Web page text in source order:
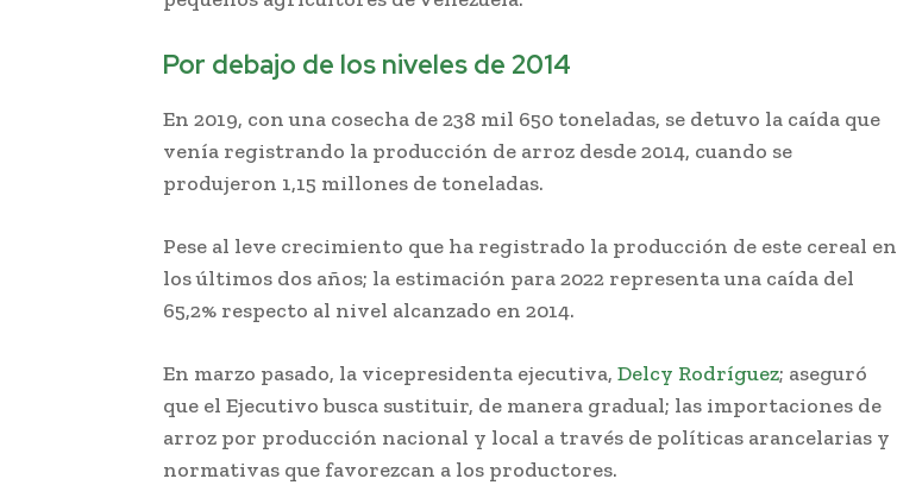
Por debajo de los niveles de 2014
En 2019, con una cosecha de 238 mil 650 toneladas, se detuvo la caída que
venía registrando la producción de arroz desde 2014, cuando se
produjeron 1,15 millones de toneladas.
Pese al leve crecimiento que ha registrado la producción de este cereal en
los últimos dos años; la estimación para 2022 representa una caída del
65,2% respecto al nivel alcanzado en 2014.
En marzo pasado, la vicepresidenta ejecutiva, Delcy Rodríguez; aseguró
que el Ejecutivo busca sustituir, de manera gradual; las importaciones de
arroz por producción nacional y local a través de políticas arancelarias y
normativas que favorezcan a los productores.